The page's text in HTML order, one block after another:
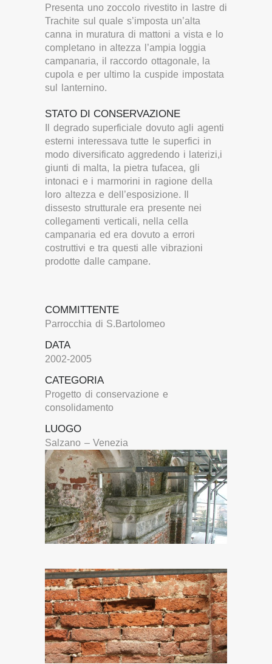
Presenta uno zoccolo rivestito in lastre di
Trachite sul quale s’imposta un’alta
canna in muratura di mattoni a vista e lo
completano in altezza l’ampia loggia
campanaria, il raccordo ottagonale, la
cupola e per ultimo la cuspide impostata
sul lanternino.
STATO DI CONSERVAZIONE
Il degrado superficiale dovuto agli agenti
esterni interessava tutte le superfici in
modo diversificato aggredendo i laterizi,i
giunti di malta, la pietra tufacea, gli
intonaci e i marmorini in ragione della
loro altezza e dell’esposizione. Il
dissesto strutturale era presente nei
collegamenti verticali, nella cella
campanaria ed era dovuto a errori
costruttivi e tra questi alle vibrazioni
prodotte dalle campane.
COMMITTENTE
Parrocchia di S.Bartolomeo
DATA
2002-2005
CATEGORIA
Progetto di conservazione e
consolidamento
LUOGO
Salzano – Venezia